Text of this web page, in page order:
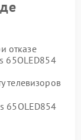
отказе
65OLED854
телевизоров
65OLED854